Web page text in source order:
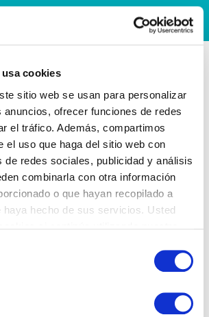
cookies
sitio web se usan para personalizar
anuncios, ofrecer funciones de redes
el tráfico. Además, compartimos
el uso que haga del sitio web con
de redes sociales, publicidad y análisis
combinarla con otra información
o que hayan recopilado a
haya hecho de sus servicios. Usted